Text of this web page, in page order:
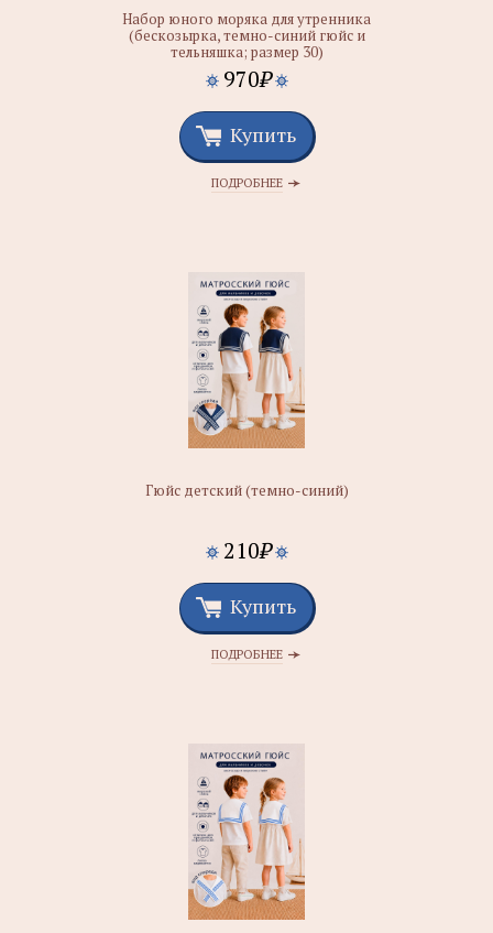
Набор юного моряка для утренника
(бескозырка, темно-синий гюйс и
тельняшка; размер 30)
970₽
Купить
ПОДРОБНЕЕ
Гюйс детский (темно-синий)
210₽
Купить
ПОДРОБНЕЕ